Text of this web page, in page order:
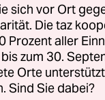
91.000
US-
Monate ist
Südgrenze
sich vor Ort
Die taz
Prozent aller
zum 30.
Orte
Sind Sie dabei?